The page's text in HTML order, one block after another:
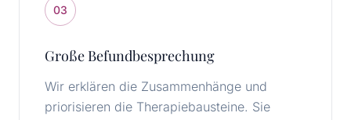
03
Große Befundbesprechung
Wir erklären die Zusammenhänge und
priorisieren die Therapiebausteine. Sie